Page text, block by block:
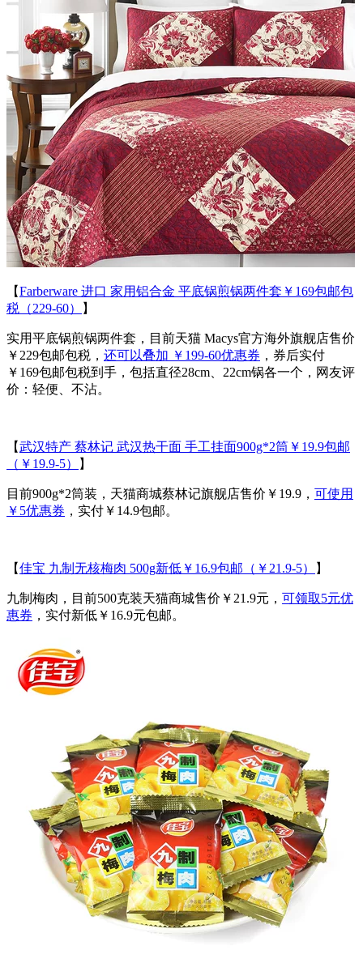
【Farberware 进口 家用铝合金 平底锅煎锅两件套￥169包邮包
税（229-60）
】
实用平底锅煎锅两件套，目前天猫 Macys官方海外旗舰店售价
￥229包邮包税， 还可以叠加 ￥199-60优惠券 ，券后实付
￥169包邮包税到手，包括直径28cm、22cm锅各一个，网友评
价：轻便、不沾。
【武汉特产 蔡林记 武汉热干面 手工挂面900g*2筒￥19.9包邮
（￥19.9-5）
】
目前900g*2筒装，天猫商城蔡林记旗舰店售价￥19.9， 可使用
￥5优惠券 ，实付￥14.9包邮。
【佳宝 九制无核梅肉 500g新低￥16.9包邮（￥21.9-5） 】
九制梅肉，目前500克装天猫商城售价￥21.9元， 可领取5元优
惠券 ，实付新低￥16.9元包邮。